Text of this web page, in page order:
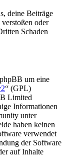
deine Beiträge
oder
Schaden
um eine
“ (GPL)
Limited
Informationen
unter
haben keinen
verwendet
der Software
auf Inhalte